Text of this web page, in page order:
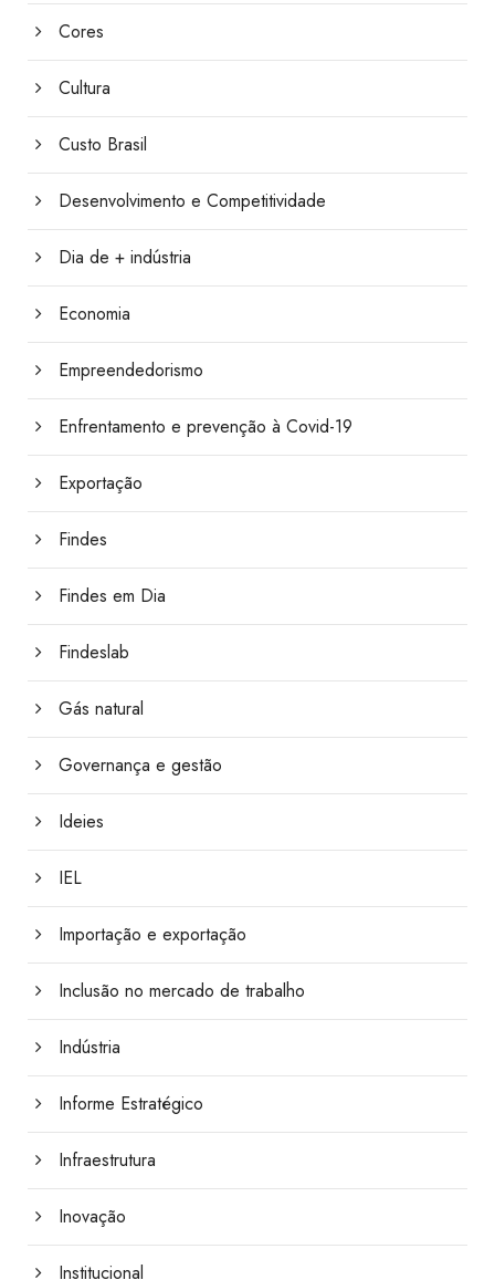
Cores
Cultura
Custo Brasil
Desenvolvimento e Competitividade
Dia de + indústria
Economia
Empreendedorismo
Enfrentamento e prevenção à Covid-19
Exportação
Findes
Findes em Dia
Findeslab
Gás natural
Governança e gestão
Ideies
IEL
Importação e exportação
Inclusão no mercado de trabalho
Indústria
Informe Estratégico
Infraestrutura
Inovação
Institucional